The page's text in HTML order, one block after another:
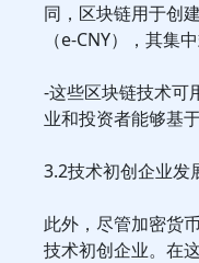
同，区块链用于创
（e-CNY），其集
-这些区块链技术可
业和投资者能够基
3.2技术初创企业发
此外，尽管加密货
技术初创企业。在